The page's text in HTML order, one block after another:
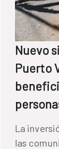
Nuevo
Puerto
La
las